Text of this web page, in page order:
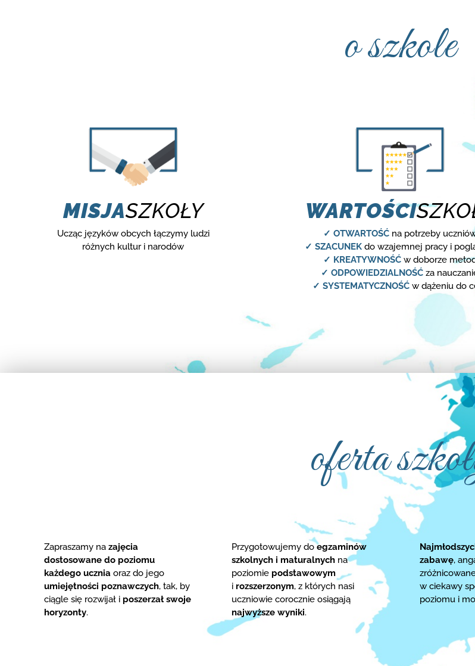
o szkole
MISJASZKOŁY
Ucząc języków obcych łączymy ludzi
różnych kultur i narodów
WARTOŚCI
✓ OTWARTOŚĆna potrzeby
✓ SZACUNEKdo wzajemnej pracy i
✓ KREATYWNOŚĆw doborze
✓ ODPOWIEDZIALNOŚĆ za
✓ SYSTEMATYCZNOŚĆ w dążeniu do
oferta
Zapraszamy nazajęcia
dostosowane do poziomu
każdego ucznia oraz do jego
umiejętności poznawczych, tak, by
ciągle się rozwijał i poszerzał swoje
horyzonty.
Przygotowujemy doegzaminów
szkolnych i maturalnych na
poziomie podstawowym
i rozszerzonym, z których nasi
uczniowie corocznie osiągają
najwyższe wyniki.
zabawę,
w ciekawy
poziomu i